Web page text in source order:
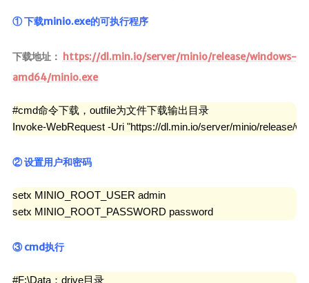
① 下载minio.exe的可执行程序
下载地址： https://dl.min.io/server/minio/release/windows-
amd64/minio.exe
#cmd命令下载，outfile为文件下载输出目录
Invoke-WebRequest -Uri "https://dl.min.io/server/minio/release/
② 设置用户和密码
setx MINIO_ROOT_USER admin
setx MINIO_ROOT_PASSWORD password
③ cmd执行
#F:\Data：drive目录